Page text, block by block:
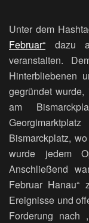
Unter dem
Februar“ dazu
veranstalten.
Hinterbliebenen
gegründet wurde,
am
Bismarckplatz,
wurde jedem
Anschließend
Februar
Ereignisse und
Forderung nach